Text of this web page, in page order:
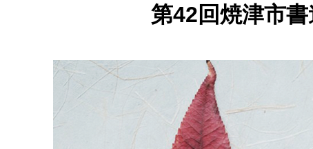
第42回焼津市